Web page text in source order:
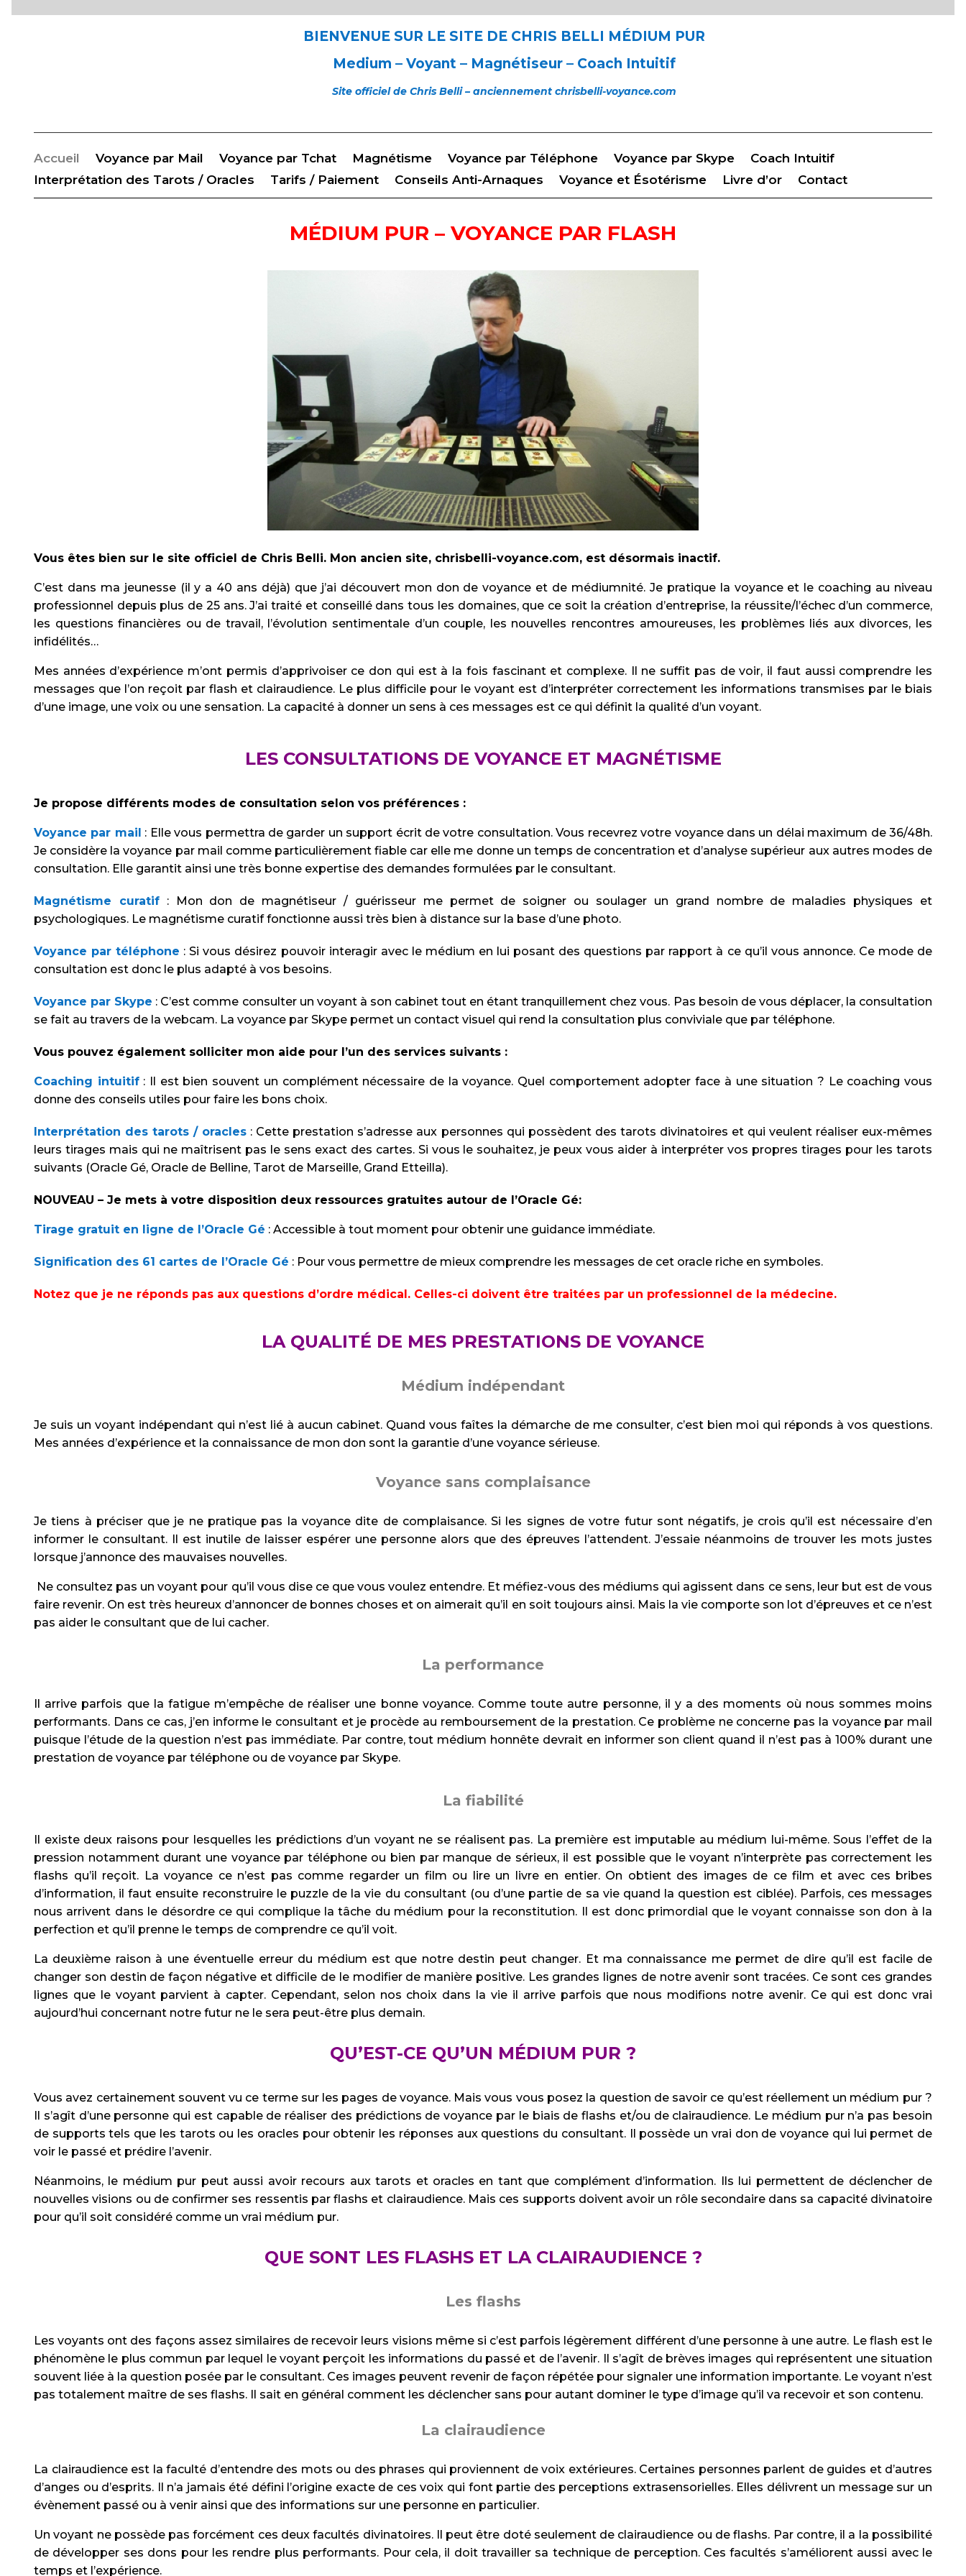
BIENVENUE SUR LE SITE DE CHRIS BELLI MÉDIUM PUR
Medium – Voyant – Magnétiseur – Coach Intuitif
Site officiel de Chris Belli – anciennement chrisbelli-voyance.com
Accueil Voyance par Mail Voyance par Tchat Magnétisme Voyance par Téléphone Voyance par Skype
Coach Intuitif
Interprétation des Tarots / Oracles
Tarifs / Paiement Conseils Anti-Arnaques Voyance et Ésotérisme Livre d’or Contact
MÉDIUM PUR – VOYANCE PAR FLASH
Vous êtes bien sur le site officiel de Chris Belli. Mon ancien site, chrisbelli-voyance.com, est désormais inactif.
C’est dans ma jeunesse (il y a 40 ans déjà) que j’ai découvert mon don de voyance et de médiumnité. Je pratique la voyance et le coaching au niveau
professionnel depuis plus de 25 ans. J’ai traité et conseillé dans tous les domaines, que ce soit la création d’entreprise, la réussite/l’échec d’un commerce,
les questions financières ou de travail, l’évolution sentimentale d’un couple, les nouvelles rencontres amoureuses, les problèmes liés aux divorces, les
infidélités…
Mes années d’expérience m’ont permis d’apprivoiser ce don qui est à la fois fascinant et complexe. Il ne suffit pas de voir, il faut aussi comprendre les
messages que l’on reçoit par flash et clairaudience. Le plus difficile pour le voyant est d’interpréter correctement les informations transmises par le biais
d’une image, une voix ou une sensation. La capacité à donner un sens à ces messages est ce qui définit la qualité d’un voyant.
LES CONSULTATIONS DE VOYANCE ET MAGNÉTISME
Je propose différents modes de consultation selon vos préférences :
Voyance par mail : Elle vous permettra de garder un support écrit de votre consultation. Vous recevrez votre voyance dans un délai maximum de 36/48h.
Je considère la voyance par mail comme particulièrement fiable car elle me donne un temps de concentration et d’analyse supérieur aux autres modes de
consultation. Elle garantit ainsi une très bonne expertise des demandes formulées par le consultant.
Magnétisme curatif: Mon don de magnétiseur / guérisseur me permet de soigner ou soulager un grand nombre de maladies physiques et
psychologiques. Le magnétisme curatif fonctionne aussi très bien à distance sur la base d’une photo.
Voyance par téléphone : Si vous désirez pouvoir interagir avec le médium en lui posant des questions par rapport à ce qu’il vous annonce. Ce mode de
consultation est donc le plus adapté à vos besoins.
Voyance par Skype : C’est comme consulter un voyant à son cabinet tout en étant tranquillement chez vous. Pas besoin de vous déplacer, la consultation
se fait au travers de la webcam. La voyance par Skype permet un contact visuel qui rend la consultation plus conviviale que par téléphone.
Vous pouvez également solliciter mon aide pour l’un des services suivants :
Coaching intuitif: Il est bien souvent un complément nécessaire de la voyance. Quel comportement adopter face à une situation ? Le coaching vous
donne des conseils utiles pour faire les bons choix.
Interprétation des tarots / oracles : Cette prestation s’adresse aux personnes qui possèdent des tarots divinatoires et qui veulent réaliser eux-mêmes
leurs tirages mais qui ne maîtrisent pas le sens exact des cartes. Si vous le souhaitez, je peux vous aider à interpréter vos propres tirages pour les tarots
suivants (Oracle Gé, Oracle de Belline, Tarot de Marseille, Grand Etteilla).
NOUVEAU – Je mets à votre disposition deux ressources gratuites autour de l’Oracle Gé:
Tirage gratuit en ligne de l’Oracle Gé : Accessible à tout moment pour obtenir une guidance immédiate.
Signification des 61 cartes de l’Oracle Gé : Pour vous permettre de mieux comprendre les messages de cet oracle riche en symboles.
Notez que je ne réponds pas aux questions d’ordre médical. Celles-ci doivent être traitées par un professionnel de la médecine.
LA QUALITÉ DE MES PRESTATIONS DE VOYANCE
Médium indépendant
Je suis un voyant indépendant qui n’est lié à aucun cabinet. Quand vous faîtes la démarche de me consulter, c’est bien moi qui réponds à vos questions.
Mes années d’expérience et la connaissance de mon don sont la garantie d’une voyance sérieuse.
Voyance sans complaisance
Je tiens à préciser que je ne pratique pas la voyance dite de complaisance. Si les signes de votre futur sont négatifs, je crois qu’il est nécessaire d’en
informer le consultant. Il est inutile de laisser espérer une personne alors que des épreuves l’attendent. J’essaie néanmoins de trouver les mots justes
lorsque j’annonce des mauvaises nouvelles.
Ne consultez pas un voyant pour qu’il vous dise ce que vous voulez entendre. Et méfiez-vous des médiums qui agissent dans ce sens, leur but est de vous
faire revenir. On est très heureux d’annoncer de bonnes choses et on aimerait qu’il en soit toujours ainsi. Mais la vie comporte son lot d’épreuves et ce n’est
pas aider le consultant que de lui cacher.
La performance
Il arrive parfois que la fatigue m’empêche de réaliser une bonne voyance. Comme toute autre personne, il y a des moments où nous sommes moins
performants. Dans ce cas, j’en informe le consultant et je procède au remboursement de la prestation. Ce problème ne concerne pas la voyance par mail
puisque l’étude de la question n’est pas immédiate. Par contre, tout médium honnête devrait en informer son client quand il n’est pas à 100% durant une
prestation de voyance par téléphone ou de voyance par Skype.
La fiabilité
Il existe deux raisons pour lesquelles les prédictions d’un voyant ne se réalisent pas. La première est imputable au médium lui-même. Sous l’effet de la
pression notamment durant une voyance par téléphone ou bien par manque de sérieux, il est possible que le voyant n’interprète pas correctement les
flashs qu’il reçoit. La voyance ce n’est pas comme regarder un film ou lire un livre en entier. On obtient des images de ce film et avec ces bribes
d’information, il faut ensuite reconstruire le puzzle de la vie du consultant (ou d’une partie de sa vie quand la question est ciblée). Parfois, ces messages
nous arrivent dans le désordre ce qui complique la tâche du médium pour la reconstitution. Il est donc primordial que le voyant connaisse son don à la
perfection et qu’il prenne le temps de comprendre ce qu’il voit.
La deuxième raison à une éventuelle erreur du médium est que notre destin peut changer. Et ma connaissance me permet de dire qu’il est facile de
changer son destin de façon négative et difficile de le modifier de manière positive. Les grandes lignes de notre avenir sont tracées. Ce sont ces grandes
lignes que le voyant parvient à capter. Cependant, selon nos choix dans la vie il arrive parfois que nous modifions notre avenir. Ce qui est donc vrai
aujourd’hui concernant notre futur ne le sera peut-être plus demain.
QU’EST-CE QU’UN MÉDIUM PUR ?
Vous avez certainement souvent vu ce terme sur les pages de voyance. Mais vous vous posez la question de savoir ce qu’est réellement un médium pur ?
Il s’agît d’une personne qui est capable de réaliser des prédictions de voyance par le biais de flashs et/ou de clairaudience. Le médium pur n’a pas besoin
de supports tels que les tarots ou les oracles pour obtenir les réponses aux questions du consultant. Il possède un vrai don de voyance qui lui permet de
voir le passé et prédire l’avenir.
Néanmoins, le médium pur peut aussi avoir recours aux tarots et oracles en tant que complément d’information. Ils lui permettent de déclencher de
nouvelles visions ou de confirmer ses ressentis par flashs et clairaudience. Mais ces supports doivent avoir un rôle secondaire dans sa capacité divinatoire
pour qu’il soit considéré comme un vrai médium pur.
QUE SONT LES FLASHS ET LA CLAIRAUDIENCE ?
Les flashs
Les voyants ont des façons assez similaires de recevoir leurs visions même si c’est parfois légèrement différent d’une personne à une autre. Le flash est le
phénomène le plus commun par lequel le voyant perçoit les informations du passé et de l’avenir. Il s’agît de brèves images qui représentent une situation
souvent liée à la question posée par le consultant. Ces images peuvent revenir de façon répétée pour signaler une information importante. Le voyant n’est
pas totalement maître de ses flashs. Il sait en général comment les déclencher sans pour autant dominer le type d’image qu’il va recevoir et son contenu.
La clairaudience
La clairaudience est la faculté d’entendre des mots ou des phrases qui proviennent de voix extérieures. Certaines personnes parlent de guides et d’autres
d’anges ou d’esprits. Il n’a jamais été défini l’origine exacte de ces voix qui font partie des perceptions extrasensorielles. Elles délivrent un message sur un
évènement passé ou à venir ainsi que des informations sur une personne en particulier.
Un voyant ne possède pas forcément ces deux facultés divinatoires. Il peut être doté seulement de clairaudience ou de flashs. Par contre, il a la possibilité
de développer ses dons pour les rendre plus performants. Pour cela, il doit travailler sa technique de perception. Ces facultés s’améliorent aussi avec le
temps et l’expérience.